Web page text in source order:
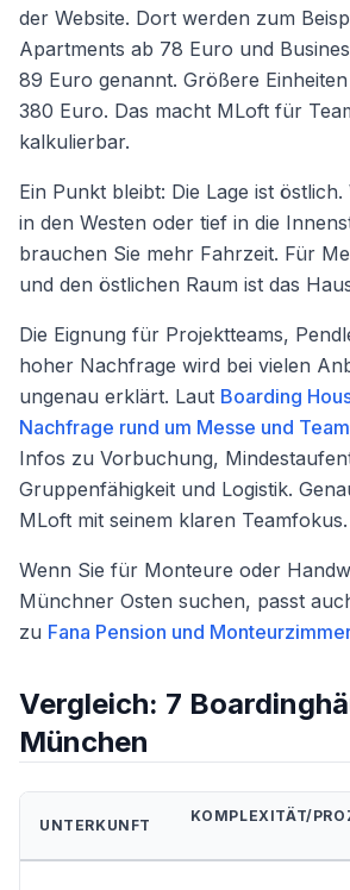
der Website. Dort werden zum
Apartments ab 78 Euro und
89 Euro genannt. Größere
380 Euro. Das macht MLoft für
kalkulierbar.
Ein Punkt bleibt: Die Lage ist östlich.
in den Westen oder tief in die
brauchen Sie mehr Fahrzeit. Für
und den östlichen Raum ist das
Die Eignung für Projektteams,
hoher Nachfrage wird bei vielen
ungenau erklärt. Laut Boarding
Nachfrage rund um Messe und
Infos zu Vorbuchung,
Gruppenfähigkeit und Logistik.
MLoft mit seinem klaren Teamfokus.
Wenn Sie für Monteure oder
Münchner Osten suchen, passt
zu Fana Pension und
Vergleich: 7
München
UNTERKUNFT
KOMPLEXITÄT/